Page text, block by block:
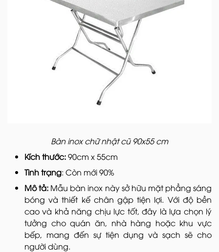
Bàn inox chữ nhật cũ 90x55 cm
Kích thước:90cm x 55cm
Tình trạng: Còn mới 90%
Mô tả: Mẫu bàn inox này sở hữu mặt phẳng sáng
bóng và thiết kế chân gập tiện lợi. Với độ bền
cao và khả năng chịu lực tốt, đây là lựa chọn lý
tưởng cho quán ăn, nhà hàng hoặc khu vực
bếp, mang đến sự tiện dụng và sạch sẽ cho
người dùng.